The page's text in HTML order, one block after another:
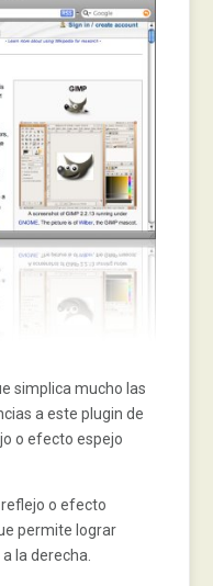
simplica mucho las
a este plugin de
o efecto espejo
o efecto
permite lograr
la derecha.